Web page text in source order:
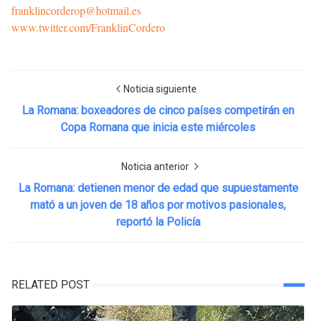
franklincorderop@hotmail.es
www.twitter.com/FranklinCordero
Noticia siguiente
La Romana: boxeadores de cinco países competirán en
Copa Romana que inicia este miércoles
Noticia anterior
La Romana: detienen menor de edad que supuestamente
mató a un joven de 18 años por motivos pasionales,
reportó la Policía
RELATED POST